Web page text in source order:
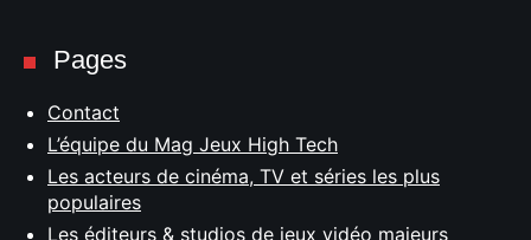
Pages
Contact
L’équipe du Mag Jeux High Tech
Les acteurs de cinéma, TV et séries les plus
populaires
Les éditeurs & studios de jeux vidéo majeurs